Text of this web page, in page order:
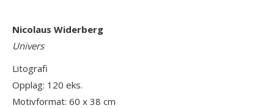
Nicolaus Widerberg
Univers
Litografi
Opplag: 120 eks.
Motivformat: 60 x 38 cm